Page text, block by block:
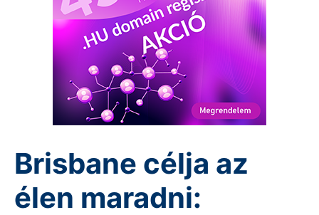
Brisbane célja az
élen maradni: